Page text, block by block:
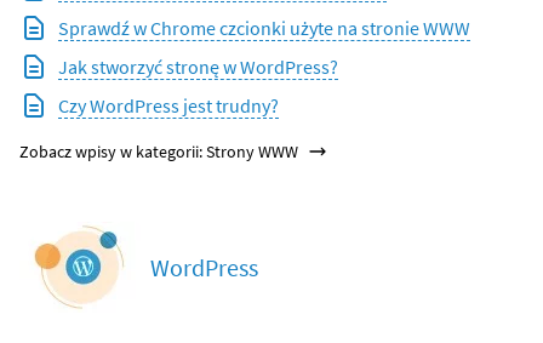
Sprawdź w Chrome czcionki użyte na stronie WWW
Jak stworzyć stronę w WordPress?
Czy WordPress jest trudny?
Zobacz wpisy w kategorii: Strony WWW
WordPress